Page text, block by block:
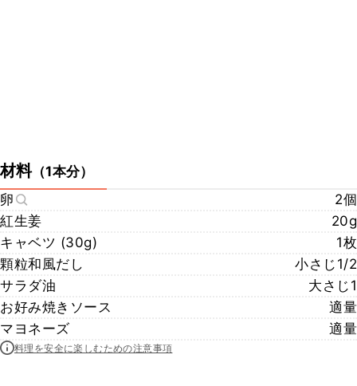
材料（1本分）
卵
2個
紅生姜
20g
キャベツ (30g)
1枚
顆粒和風だし
小さじ1/2
サラダ油
大さじ1
お好み焼きソース
適量
マヨネーズ
適量
料理を安全に楽しむための注意事項